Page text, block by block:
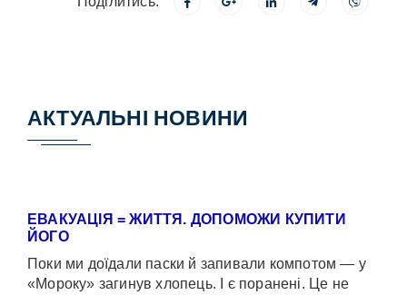
АКТУАЛЬНІ НОВИНИ
ЕВАКУАЦІЯ = ЖИТТЯ. ДОПОМОЖИ КУПИТИ
ЙОГО
Поки ми доїдали паски й запивали компотом — у
«Мороку» загинув хлопець. І є поранені. Це не